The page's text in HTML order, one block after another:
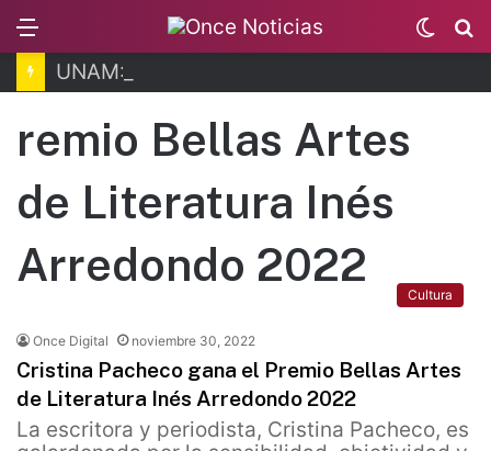
Switch
skin
remio Bellas Artes
de Literatura Inés
Arredondo 2022
Cultura
Once Digital noviembre 30, 2022
Cristina Pacheco gana el Premio Bellas Artes
de Literatura Inés Arredondo 2022
La escritora y periodista, Cristina Pacheco, es